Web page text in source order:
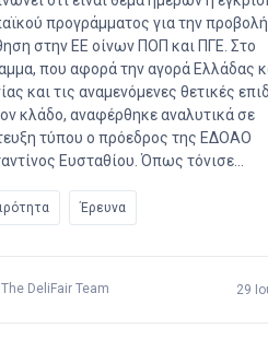
προγράμματος για την προβολή
στην ΕΕ οίνων ΠΟΠ και ΠΓΕ. Στο
που αφορά την αγορά Ελλάδας
και τις αναμενόμενες θετικές
κλάδο, αναφέρθηκε αναλυτικά σε
τύπου ο πρόεδρος της ΕΔΟΑΟ
Ευσταθίου. Όπως τόνισε…
Έρευνα
The DeliFair Team 29